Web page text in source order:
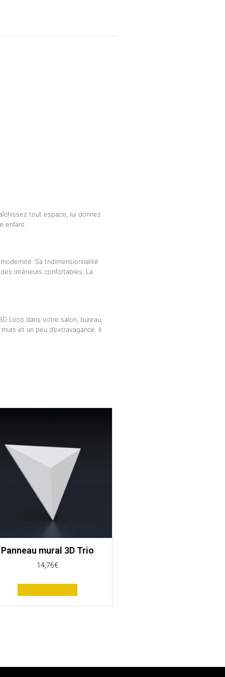
tout espace, lui donnez
enfant.
Sa tridimensionnalité
intérieurs confortables. La
Loco dans votre salon, bureau,
et un peu d’extravagance. Il
Panneau mural 3D Trio
14,76€